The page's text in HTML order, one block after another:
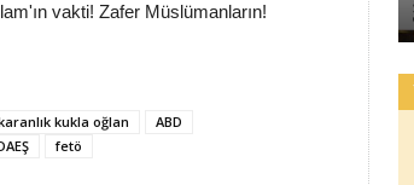
vakti! Zafer Müslümanların!
kukla oğlan
ABD
fetö